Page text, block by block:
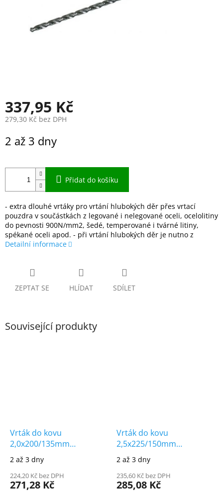
337,95 Kč
279,30 Kč bez DPH
cena:
2 až 3 dny
Přidat do košíku
- extra dlouhé vrtáky pro vrtání hlubokých děr přes vrtací
pouzdra v součástkách z legované i nelegované oceli, ocelolitiny
do pevnosti 900N/mm2, šedé, temperované i tvárné litiny,
spékané oceli apod. - při vrtání hlubokých děr je nutno z
Detailní informace
ZEPTAT SE HLÍDAT SDÍLET
Související produkty
Vrták do kovu
2,0x200/135mm
vybrušovaný extra
dlouhý HSS-G DIN1869/3
2 až 3 dny
224,20 Kč bez DPH
271,28 Kč
Vrták do kovu
2,5x225/150mm
vybrušovaný extra
dlouhý HSS-G DIN1869/3
2 až 3 dny
235,60 Kč bez DPH
285,08 Kč